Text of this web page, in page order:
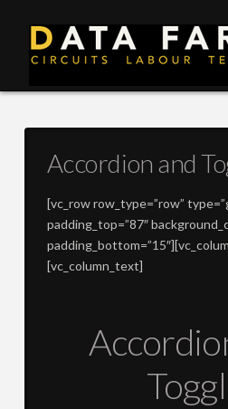
DATA
FARMS
Accordion and
[vc_row row_type=”row”
padding_top=”87″
[vc_column_text]